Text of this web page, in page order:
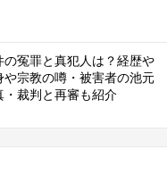
冤罪と真犯人は？経歴や
宗教の噂・被害者の池元
裁判と再審も紹介